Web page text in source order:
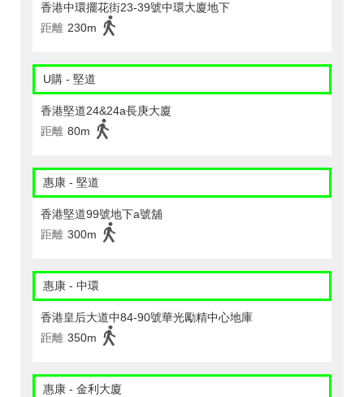
香港中環擺花街23-39號中環大廈地下
距離 230m
U購 - 堅道
香港堅道24&24a長庚大廈
距離 80m
惠康 - 堅道
香港堅道99號地下a號舖
距離 300m
惠康 - 中環
香港皇后大道中84-90號華光勵精中心地庫
距離 350m
惠康 - 金利大廈